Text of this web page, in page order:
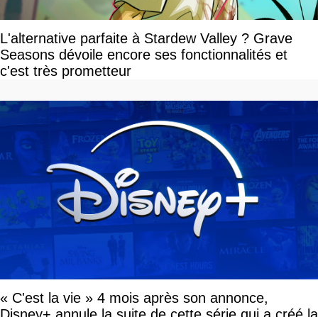
L'alternative parfaite à Stardew Valley ? Grave
Seasons dévoile encore ses fonctionnalités et
c'est très prometteur
« C'est la vie » 4 mois après son annonce,
Disney+ annule la suite de cette série qui a créé la